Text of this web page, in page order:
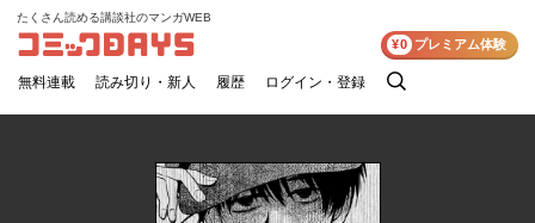
コミックDAYS
たくさん読める講談社のマンガWEB
無料連載 読み切り・新人 履歴 ログイン・登録
検
¥0 プレミアム体験